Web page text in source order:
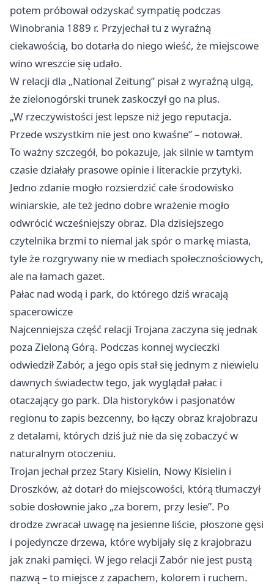
potem próbował odzyskać sympatię podczas
Winobrania 1889 r. Przyjechał tu z wyraźną
ciekawością, bo dotarła do niego wieść, że miejscowe
wino wreszcie się udało.
W relacji dla „National Zeitung” pisał z wyraźną ulgą,
że zielonogórski trunek zaskoczył go na plus.
„W rzeczywistości jest lepsze niż jego reputacja.
Przede wszystkim nie jest ono kwaśne” – notował.
To ważny szczegół, bo pokazuje, jak silnie w tamtym
czasie działały prasowe opinie i literackie przytyki.
Jedno zdanie mogło rozsierdzić całe środowisko
winiarskie, ale też jedno dobre wrażenie mogło
odwrócić wcześniejszy obraz. Dla dzisiejszego
czytelnika brzmi to niemal jak spór o markę miasta,
tyle że rozgrywany nie w mediach społecznościowych,
ale na łamach gazet.
Pałac nad wodą i park, do którego dziś wracają
spacerowicze
Najcenniejsza część relacji Trojana zaczyna się jednak
poza Zieloną Górą. Podczas konnej wycieczki
odwiedził Zabór, a jego opis stał się jednym z niewielu
dawnych świadectw tego, jak wyglądał pałac i
otaczający go park. Dla historyków i pasjonatów
regionu to zapis bezcenny, bo łączy obraz krajobrazu
z detalami, których dziś już nie da się zobaczyć w
naturalnym otoczeniu.
Trojan jechał przez Stary Kisielin, Nowy Kisielin i
Droszków, aż dotarł do miejscowości, którą tłumaczył
sobie dosłownie jako „za borem, przy lesie”. Po
drodze zwracał uwagę na jesienne liście, płoszone gęsi
i pojedyncze drzewa, które wybijały się z krajobrazu
jak znaki pamięci. W jego relacji Zabór nie jest pustą
nazwą – to miejsce z zapachem, kolorem i ruchem.